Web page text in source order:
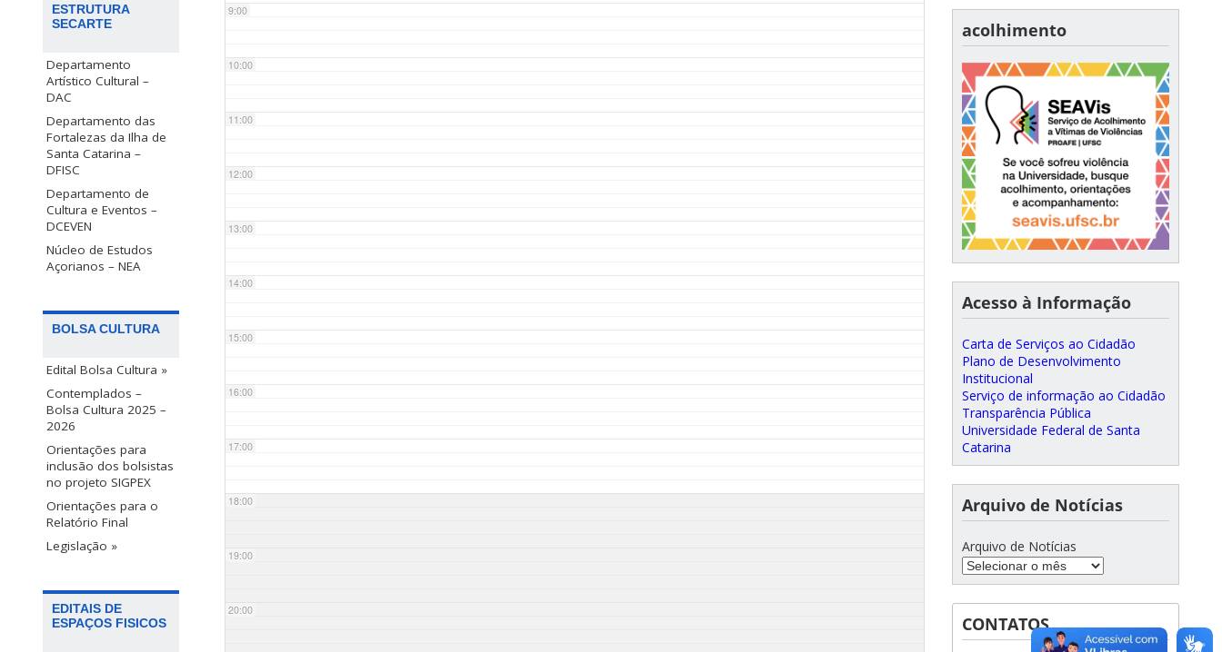
ESTRUTURA
SECARTE
Departamento
Artístico Cultural –
DAC
Departamento das
Fortalezas da Ilha de
Santa Catarina –
DFISC
Departamento de
Cultura e Eventos –
DCEVEN
Núcleo de Estudos
Açorianos – NEA
BOLSA CULTURA
Edital Bolsa Cultura »
Contemplados –
Bolsa Cultura 2025 –
2026
Orientações para
inclusão dos bolsistas
no projeto SIGPEX
Orientações para o
Relatório Final
Legislação »
EDITAIS DE
ESPAÇOS FISICOS
9:00
10:00
11:00
12:00
13:00
14:00
15:00
16:00
17:00
18:00
19:00
20:00
acolhimento
Acesso à Informação
Carta de Serviços ao Cidadão
Plano de Desenvolvimento
Institucional
Serviço de informação ao Cidadão
Transparência Pública
Universidade Federal de Santa
Catarina
Arquivo de Notícias
Arquivo de Notícias
CONTATOS